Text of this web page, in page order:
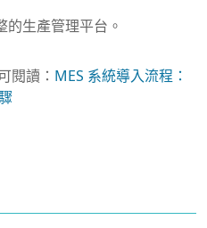
的生產管理平台。
閱讀： MES 系統導入流程：